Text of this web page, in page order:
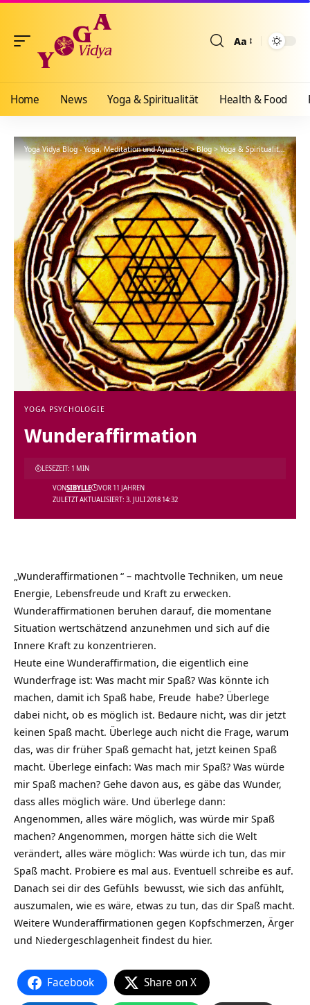
Aa
Home News Yoga & Spiritualität Health & Food
Yoga Vidya Blog - Yoga, Meditation und Ayurveda>Blog>Yoga & Spiritualität >
YOGA PSYCHOLOGIE
Wunderaffirmation
ZULETZT AKTUALISIERT: 3. JULI 2018 14:32
VONSIBYLLE VOR 11 JAHREN
LESEZEIT: 1 MIN
„Wunderaffirmationen “ – machtvolle Techniken, um neue
Energie, Lebensfreude und Kraft zu erwecken.
Wunderaffirmationen beruhen darauf, die momentane
Situation wertschätzend anzunehmen und sich auf die
Innere Kraft zu konzentrieren.
Heute eine Wunderaffirmation, die eigentlich eine
Wunderfrage ist: Was macht mir Spaß? Was könnte ich
machen, damit ich Spaß habe, Freude habe? Überlege
dabei nicht, ob es möglich ist. Bedaure nicht, was dir jetzt
keinen Spaß macht. Überlege auch nicht die Frage, warum
das, was dir früher Spaß gemacht hat, jetzt keinen Spaß
macht. Überlege einfach: Was mach mir Spaß? Was würde
mir Spaß machen? Gehe davon aus, es gäbe das Wunder,
dass alles möglich wäre. Und überlege dann:
Angenommen, alles wäre möglich, was würde mir Spaß
machen? Angenommen, morgen hätte sich die Welt
verändert, alles wäre möglich: Was würde ich tun, das mir
Spaß macht. Probiere es mal aus. Eventuell schreibe es auf.
Danach sei dir des Gefühls bewusst, wie sich das anfühlt,
auszumalen, wie es wäre, etwas zu tun, das dir Spaß macht.
Weitere Wunderaffirmationen gegen Kopfschmerzen, Ärger
und Niedergeschlagenheit findest du hier.
Facebook Share on X